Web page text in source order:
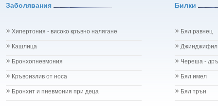
Заболявания Билки
Хипертония - високо кръвно налягане
Кашлица
Бронхопневмония
Кръвоизлив от носа
Бронхит и пневмония при деца
Бял равнец
Джинджифил
Череша -
Бял имел
Бял трън